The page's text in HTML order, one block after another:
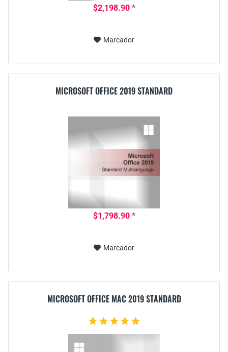
$2,198.90 *
Marcador
MICROSOFT OFFICE 2019 STANDARD
$1,798.90 *
Marcador
MICROSOFT OFFICE MAC 2019 STANDARD